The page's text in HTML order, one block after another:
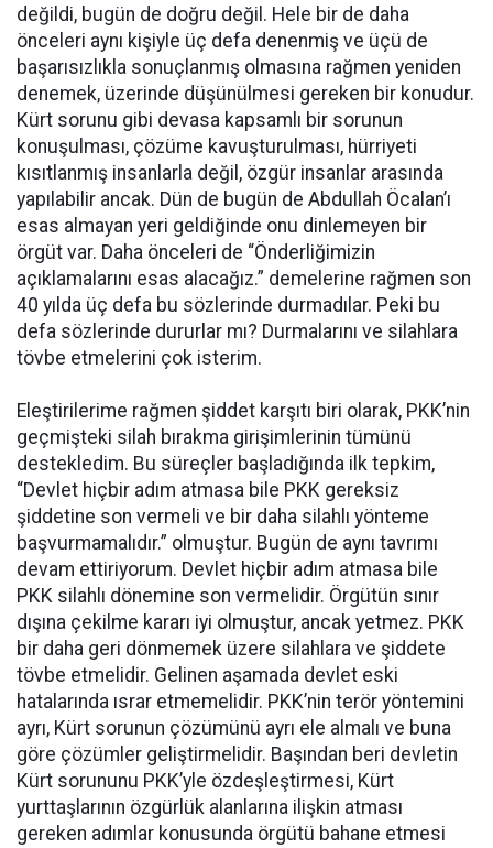
değildi, bugün de doğru değil. Hele bir de daha
önceleri aynı kişiyle üç defa denenmiş ve üçü de
başarısızlıkla sonuçlanmış olmasına rağmen yeniden
denemek, üzerinde düşünülmesi gereken bir konudur.
Kürt sorunu gibi devasa kapsamlı bir sorunun
konuşulması, çözüme kavuşturulması, hürriyeti
kısıtlanmış insanlarla değil, özgür insanlar arasında
yapılabilir ancak. Dün de bugün de Abdullah Öcalan’ı
esas almayan yeri geldiğinde onu dinlemeyen bir
örgüt var. Daha önceleri de “Önderliğimizin
açıklamalarını esas alacağız.” demelerine rağmen son
40 yılda üç defa bu sözlerinde durmadılar. Peki bu
defa sözlerinde dururlar mı? Durmalarını ve silahlara
tövbe etmelerini çok isterim.
Eleştirilerime rağmen şiddet karşıtı biri olarak, PKK’nin
geçmişteki silah bırakma girişimlerinin tümünü
destekledim. Bu süreçler başladığında ilk tepkim,
“Devlet hiçbir adım atmasa bile PKK gereksiz
şiddetine son vermeli ve bir daha silahlı yönteme
başvurmamalıdır.” olmuştur. Bugün de aynı tavrımı
devam ettiriyorum. Devlet hiçbir adım atmasa bile
PKK silahlı dönemine son vermelidir. Örgütün sınır
dışına çekilme kararı iyi olmuştur, ancak yetmez. PKK
bir daha geri dönmemek üzere silahlara ve şiddete
tövbe etmelidir. Gelinen aşamada devlet eski
hatalarında ısrar etmemelidir. PKK’nin terör yöntemini
ayrı, Kürt sorunun çözümünü ayrı ele almalı ve buna
göre çözümler geliştirmelidir. Başından beri devletin
Kürt sorununu PKK’yle özdeşleştirmesi, Kürt
yurttaşlarının özgürlük alanlarına ilişkin atması
gereken adımlar konusunda örgütü bahane etmesi